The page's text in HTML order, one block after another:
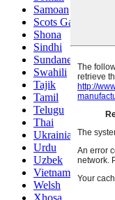
Samoan
Scots Gaelic
Shona
Sindhi
Sundanese
Swahili
Tajik
Tamil
Telugu
Thai
Ukrainian
Urdu
Uzbek
Vietnamese
Welsh